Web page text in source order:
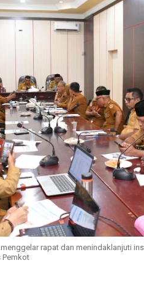
rapat dan menindaklanjuti
Pemkot